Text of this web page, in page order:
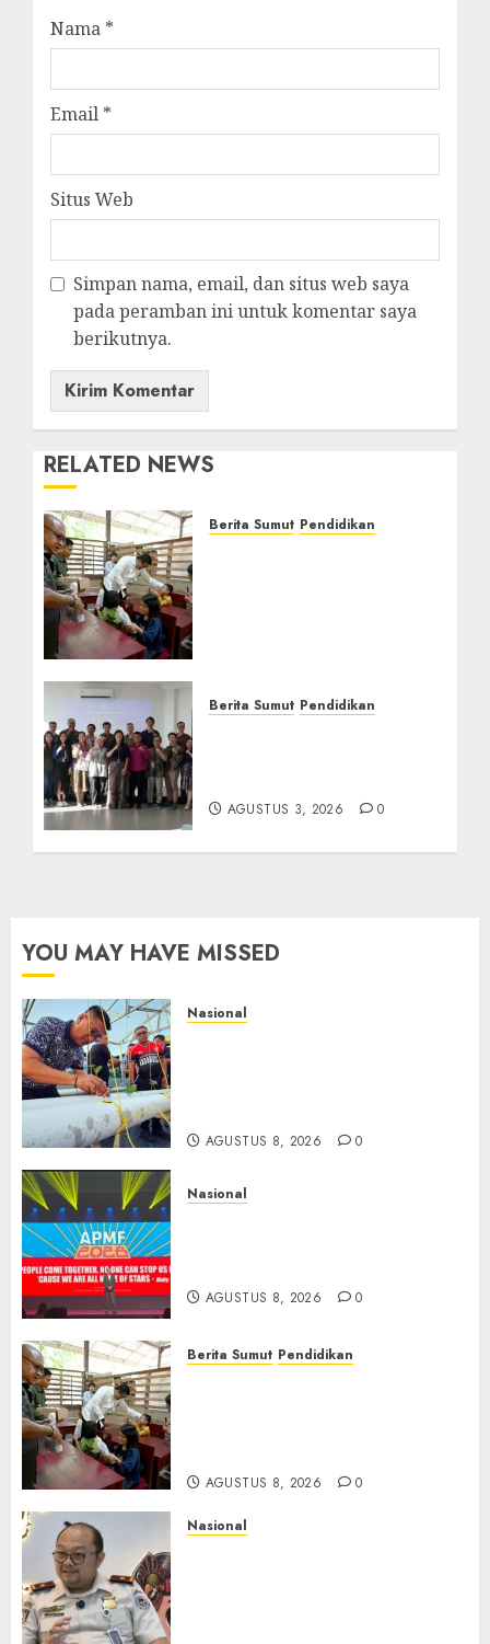
Nama *
Email *
Situs Web
Simpan nama, email, dan situs web saya
pada peramban ini untuk komentar saya
berikutnya.
RELATED NEWS
Berita Sumut Pendidikan
Berita Sumut Pendidikan
AGUSTUS 3, 2026 0
YOU MAY HAVE MISSED
Nasional
AGUSTUS 8, 2026 0
Nasional
AGUSTUS 8, 2026 0
Berita Sumut Pendidikan
AGUSTUS 8, 2026 0
Nasional